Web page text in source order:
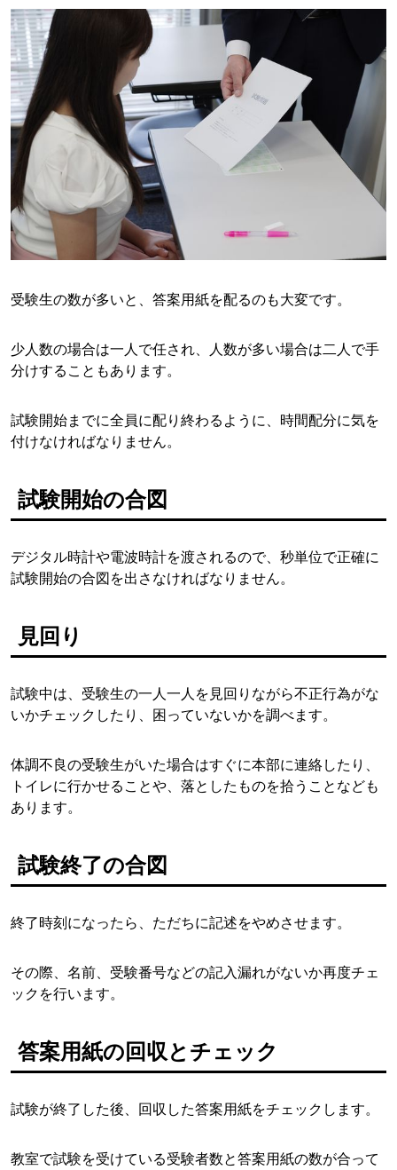
受験生の数が多いと、答案用紙を配るのも大変です。
少人数の場合は一人で任され、人数が多い場合は二人で手
分けすることもあります。
試験開始までに全員に配り終わるように、時間配分に気を
付けなければなりません。
試験開始の合図
デジタル時計や電波時計を渡されるので、秒単位で正確に
試験開始の合図を出さなければなりません。
見回り
試験中は、受験生の一人一人を見回りながら不正行為がな
いかチェックしたり、困っていないかを調べます。
体調不良の受験生がいた場合はすぐに本部に連絡したり、
トイレに行かせることや、落としたものを拾うことなども
あります。
試験終了の合図
終了時刻になったら、ただちに記述をやめさせます。
その際、名前、受験番号などの記入漏れがないか再度チェ
ックを行います。
答案用紙の回収とチェック
試験が終了した後、回収した答案用紙をチェックします。
教室で試験を受けている受験者数と答案用紙の数が合って